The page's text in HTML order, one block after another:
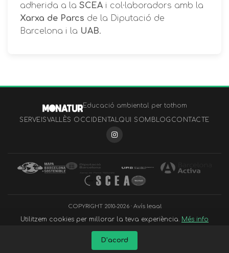
adherida a la SCEA i col·laboradors amb la
Xarxa de Parcs de la Diputació de
Barcelona i la UAB.
Utilitzem cookies per millorar la teva experiència. Més info
D’acord
Educació ambiental per tothom
SERVEISVALLÈS OCCIDENTALQUI SOM BLOG CONTACTE
COPYRIGHT 2010-2026 · Avís legal